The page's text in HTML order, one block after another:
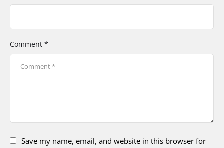
Comment *
Save my name, email, and website in this browser for